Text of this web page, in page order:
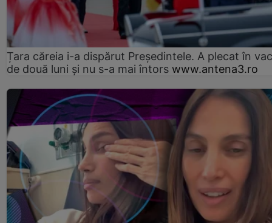
Țara căreia i-a dispărut Președintele. A plecat în
de două luni și nu s-a mai întors www.antena3.ro